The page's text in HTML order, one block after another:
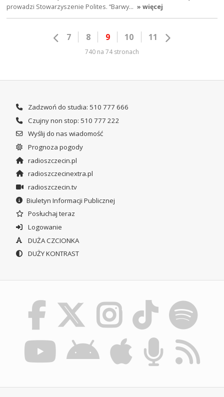
prowadzi Stowarzyszenie Polites. “Barwy… » więcej
7 8 9 10 11
740 na 74 stronach
Zadzwoń do studia: 510 777 666
Czujny non stop: 510 777 222
Wyślij do nas wiadomość
Prognoza pogody
radioszczecin.pl
radioszczecinextra.pl
radioszczecin.tv
Biuletyn Informacji Publicznej
Posłuchaj teraz
Logowanie
DUŻA CZCIONKA
DUŻY KONTRAST